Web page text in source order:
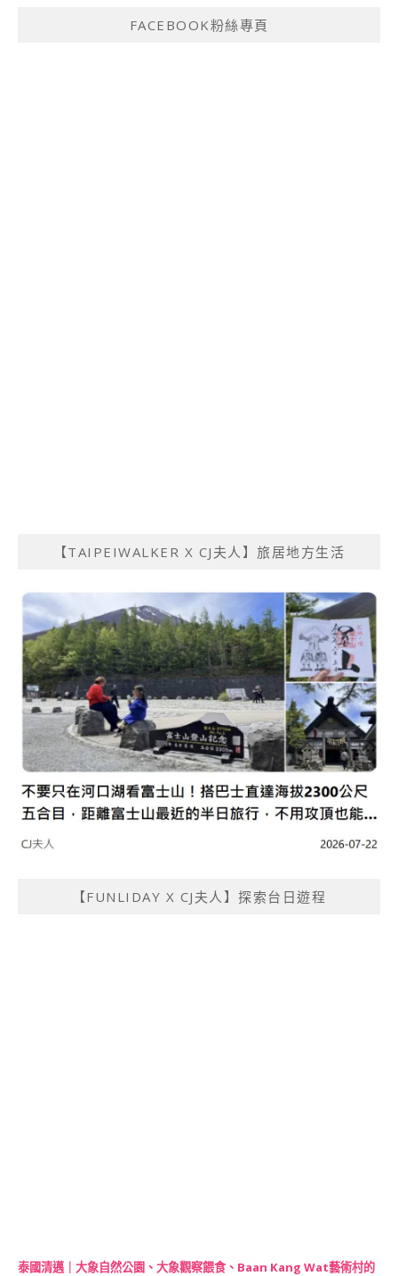
FACEBOOK粉絲專頁
【TAIPEIWALKER X CJ夫人】旅居地方生活
【FUNLIDAY X CJ夫人】探索台日遊程
泰國清邁｜大象自然公園、大象觀察餵食、Baan Kang Wat藝術村的